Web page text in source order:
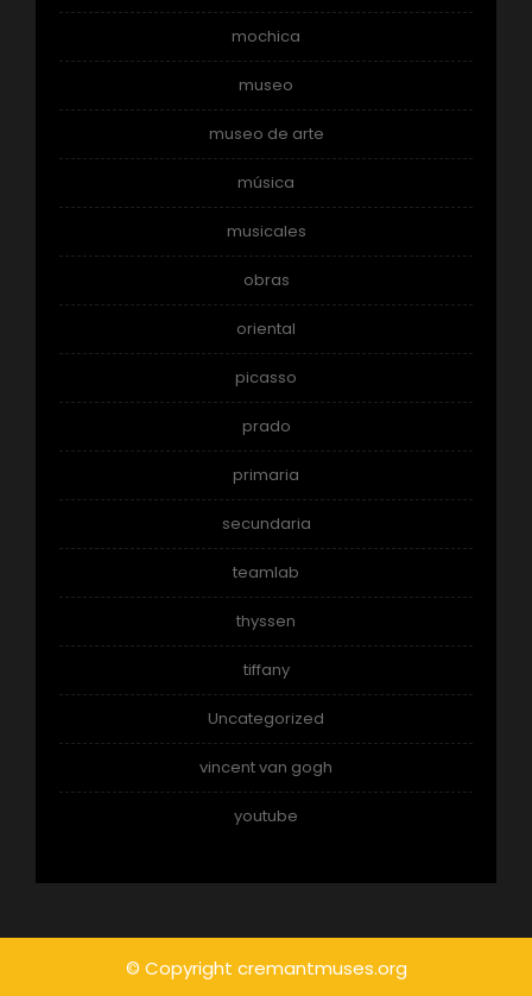
mochica
museo
museo de arte
música
musicales
obras
oriental
picasso
prado
primaria
secundaria
teamlab
thyssen
tiffany
Uncategorized
vincent van gogh
youtube
© Copyright cremantmuses.org